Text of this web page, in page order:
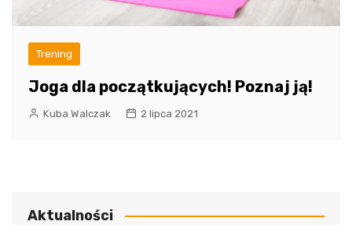
Trening
Joga dla początkujących! Poznaj ją!
Kuba Walczak 2 lipca 2021
Aktualności